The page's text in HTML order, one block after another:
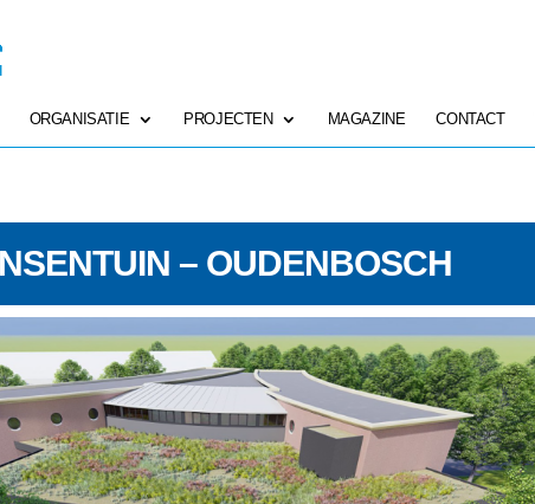
ORGANISATIE PROJECTEN MAGAZINE CONTACT
– OUDENBOSCH